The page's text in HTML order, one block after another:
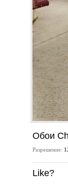
Обои
Разрешение:
Like?